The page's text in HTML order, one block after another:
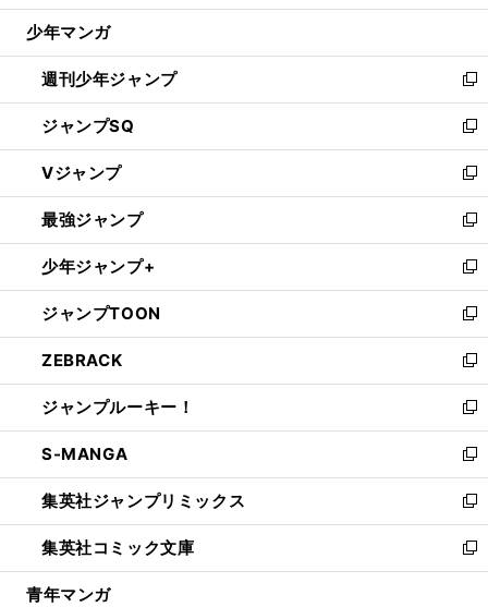
ウ
開
く
少年マンガ
週刊少年ジャンプ
新
し
い
ウ
ィ
ン
ド
ウ
で
開
く
ジャンプSQ
新
し
い
ウ
ィ
ン
ド
ウ
で
開
く
Vジャンプ
新
し
い
ウ
ィ
ン
ド
ウ
で
開
く
最強ジャンプ
新
し
い
ウ
ィ
ン
ド
ウ
で
開
く
少年ジャンプ+
新
し
い
ウ
ィ
ン
ド
ウ
で
開
く
ジャンプTOON
新
し
い
ウ
ィ
ン
ド
ウ
で
開
く
ZEBRACK
新
し
い
ウ
ィ
ン
ド
ウ
で
開
ジャンプルーキー！
新
し
い
ウ
ィ
ン
ド
ウ
S-MANGA
新
し
い
ウ
ィ
ン
集英社ジャンプリミックス
新
し
い
ウ
集英社コミック文庫
新
し
青年マンガ